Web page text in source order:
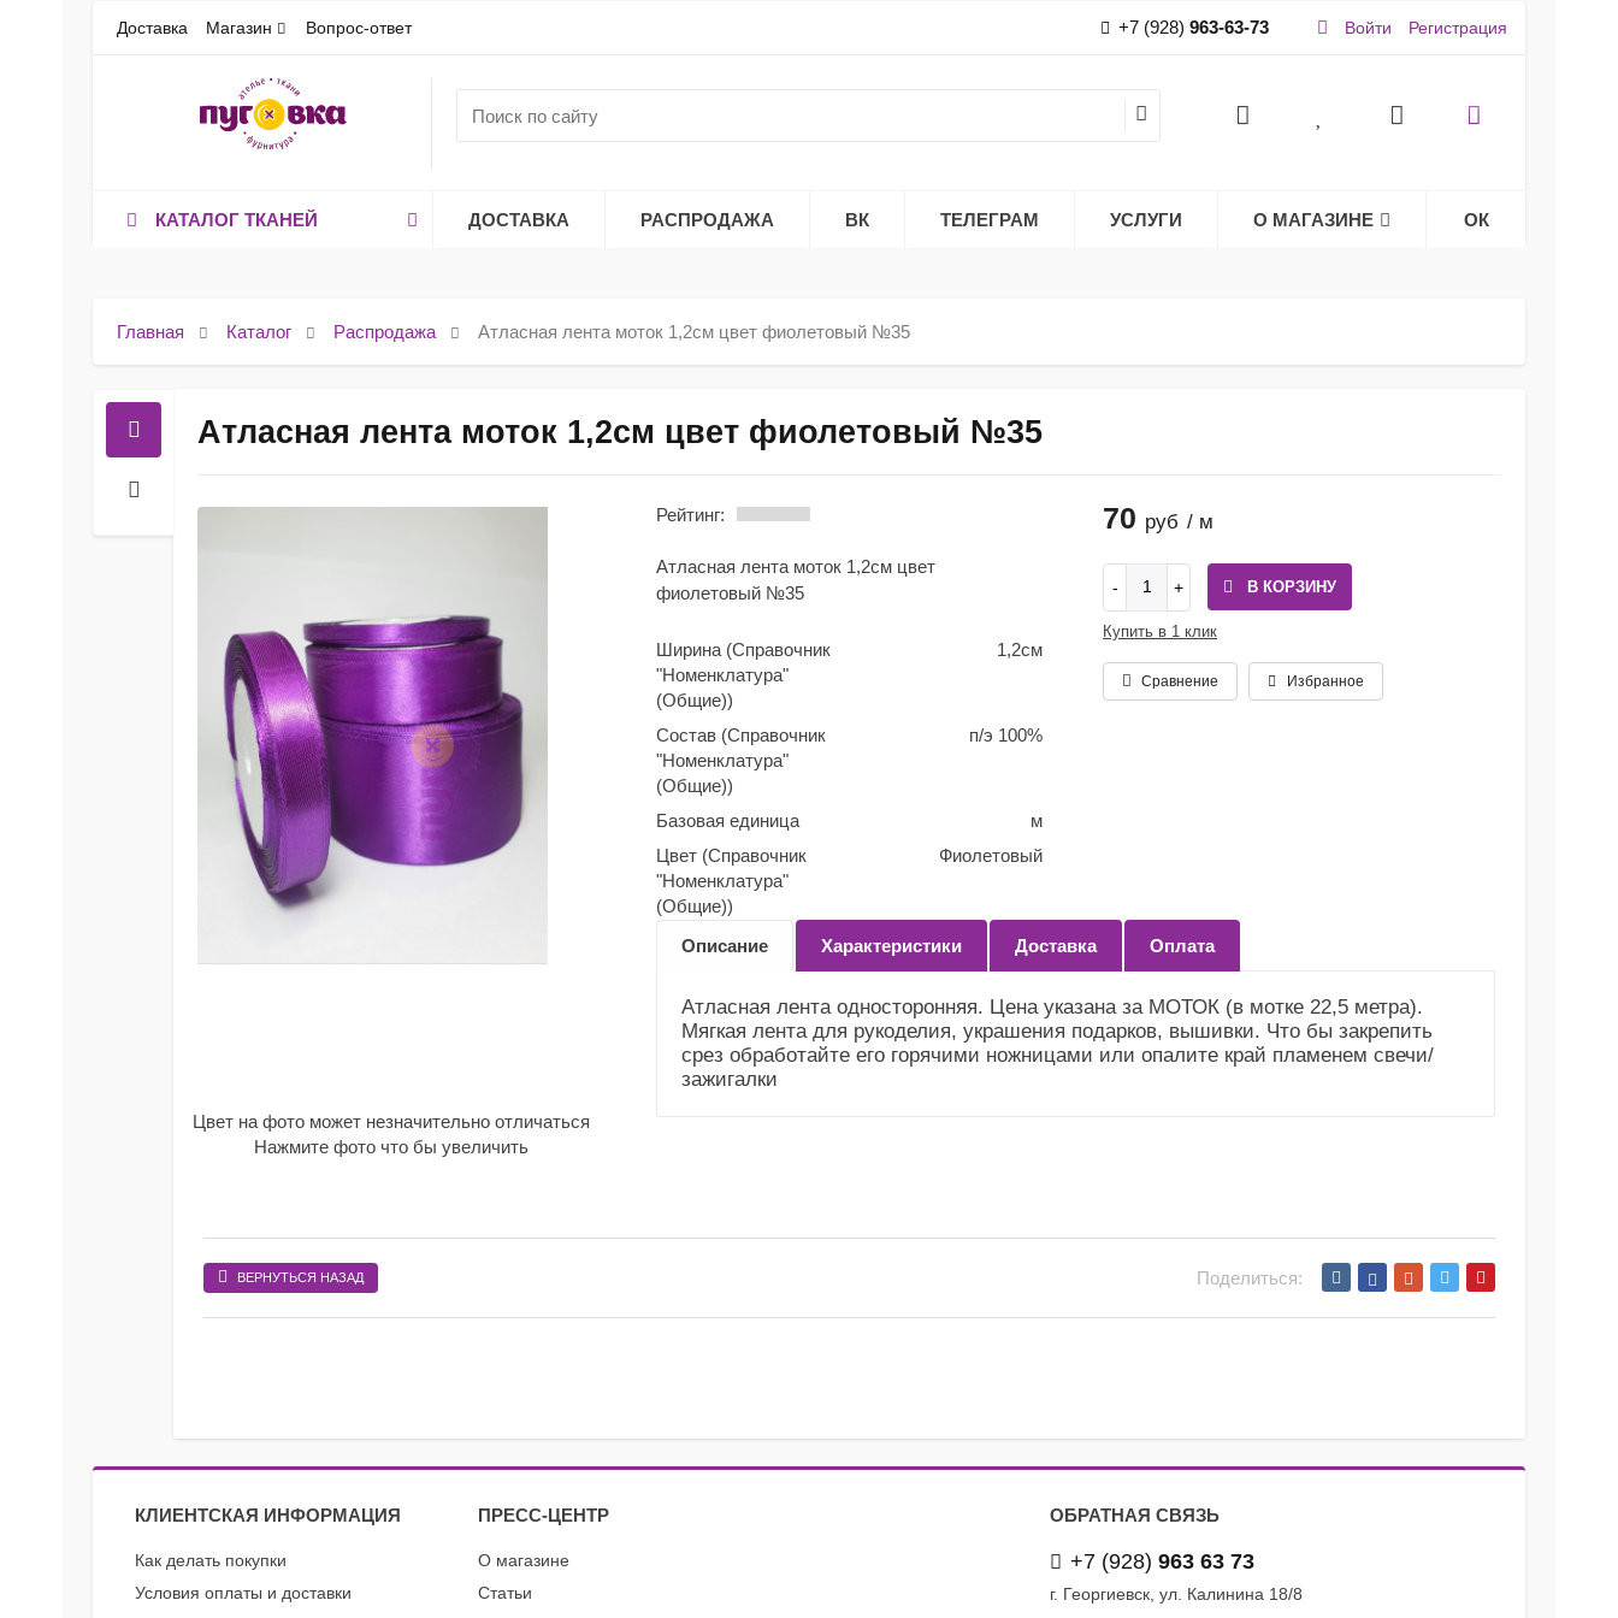
Доставка Магазин Вопрос-ответ +7 (928) 963-63-73 Войти Регистрация
КАТАЛОГ ТКАНЕЙ ДОСТАВКА РАСПРОДАЖА ВК ТЕЛЕГРАМ УСЛУГИ О МАГАЗИНЕ ОК
Главная Каталог Распродажа Атласная лента моток 1,2см цвет фиолетовый №35
Атласная лента моток 1,2см цвет фиолетовый №35
Цвет на фото может незначительно отличаться
Нажмите фото что бы увеличить
Рейтинг:
Атласная лента моток 1,2см цвет
фиолетовый №35
Ширина (Справочник
"Номенклатура"
(Общие))
1,2см
Состав (Справочник
"Номенклатура"
(Общие))
п/э 100%
Базовая единица
м
Цвет (Справочник
"Номенклатура"
(Общие))
Фиолетовый
70 руб / м
В КОРЗИНУ
Купить в 1 клик
Сравнение Избранное
Описание Характеристики Доставка Оплата
Атласная лента односторонняя. Цена указана за МОТОК (в мотке 22,5 метра).
Мягкая лента для рукоделия, украшения подарков, вышивки. Что бы закрепить
срез обработайте его горячими ножницами или опалите край пламенем свечи/
зажигалки
ВЕРНУТЬСЯ НАЗАД Поделиться:
КЛИЕНТСКАЯ ИНФОРМАЦИЯ ПРЕСС-ЦЕНТР ОБРАТНАЯ СВЯЗЬ
Как делать покупки
Условия оплаты и доставки
О магазине
Статьи
+7 (928) 963 63 73
г. Георгиевск, ул. Калинина 18/8